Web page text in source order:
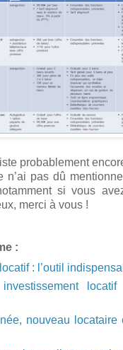
probablement
n’ai pas dû
si vous
merci à vous !
:
: l’outil
nouveau locataire